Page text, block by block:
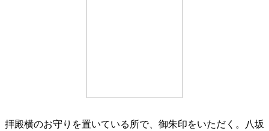
拝殿横のお守りを置いている所で、御朱印をいただく。八坂